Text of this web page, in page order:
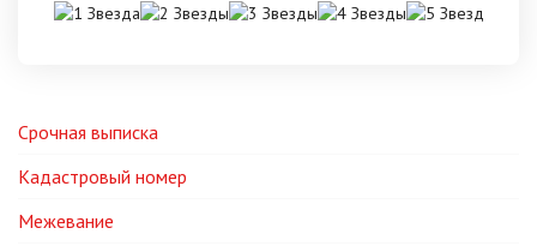
Срочная выписка
Кадастровый номер
Межевание